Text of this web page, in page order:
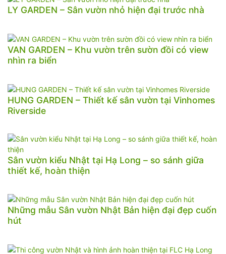
LY GARDEN – Sân vườn nhỏ hiện đại trước nhà
VAN GARDEN – Khu vườn trên sườn đồi có view
nhìn ra biển
HUNG GARDEN – Thiết kế sân vườn tại Vinhomes
Riverside
Sân vườn kiểu Nhật tại Hạ Long – so sánh giữa
thiết kế, hoàn thiện
Những mẫu Sân vườn Nhật Bản hiện đại đẹp cuốn
hút